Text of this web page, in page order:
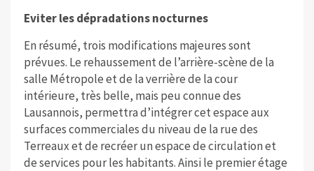
Eviter les dépradations nocturnes
En résumé, trois modifications majeures sont
prévues. Le rehaussement de l’arrière-scène de la
salle Métropole et de la verrière de la cour
intérieure, très belle, mais peu connue des
Lausannois, permettra d’intégrer cet espace aux
surfaces commerciales du niveau de la rue des
Terreaux et de recréer un espace de circulation et
de services pour les habitants. Ainsi le premier étage